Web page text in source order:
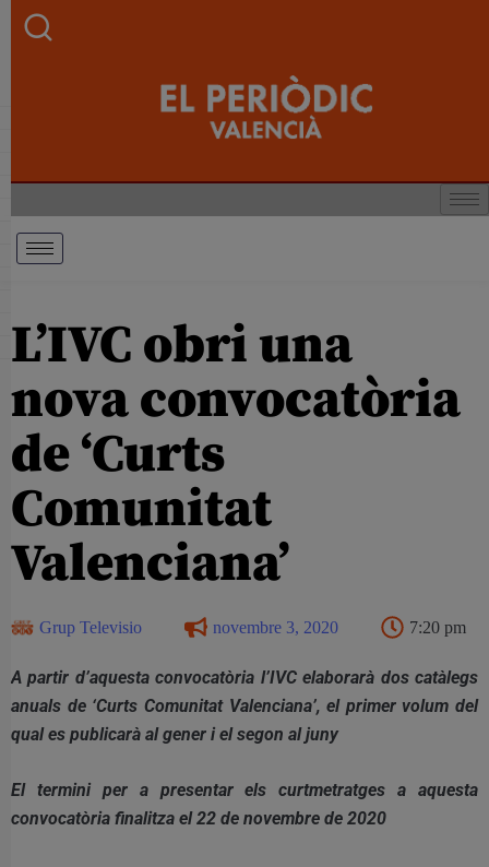
L’IVC obri una
nova convocatòria
de ‘Curts
Comunitat
Valenciana’
Grup Televisio novembre 3, 2020 7:20 pm
A partir d’aquesta convocatòria l’IVC elaborarà dos catàlegs
anuals de ‘Curts Comunitat Valenciana’, el primer volum del
qual es publicarà al gener i el segon al juny
El termini per a presentar els curtmetratges a aquesta
convocatòria finalitza el 22 de novembre de 2020